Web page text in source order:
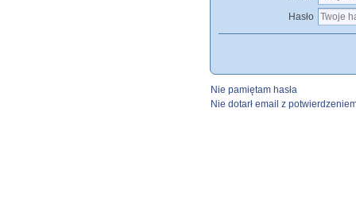
Hasło
Nie pamiętam hasła
Nie dotarł email z